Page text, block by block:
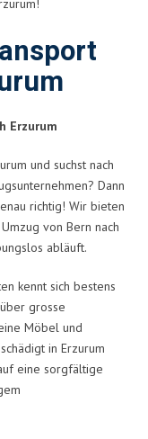
Erzurum
und suchst nach
Dann
richtig! Wir bieten
von Bern nach
abläuft.
kennt sich bestens
grosse
Möbel und
in Erzurum
eine sorgfältige